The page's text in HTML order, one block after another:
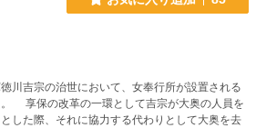
川吉宗の治世において、女奉行所が設置される
員を
した際、それに協力する代わりとして大奥を去